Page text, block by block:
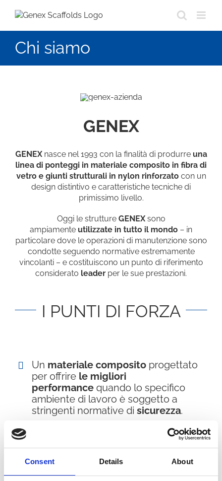
Consent Details About
Chi siamo
GENEX
GENEXnasce nel 1993 con la finalità di produrre una
linea di ponteggi in materiale composito in fibra di
vetro e giunti strutturali in nylon rinforzatocon un
design distintivo e caratteristiche tecniche di
primissimo livello.
Oggi le strutture GENEXsono
ampiamente utilizzate in tutto il mondo – in
particolare dove le operazioni di manutenzione sono
condotte seguendo normative estremamente
vincolanti – e costituiscono un punto di riferimento
considerato leader per le sue prestazioni.
I PUNTI DI FORZA
Un materiale compositoprogettato
per offrire le migliori
performancequando lo specifico
ambiente di lavoro è soggetto a
stringenti normative di sicurezza.
L’elevata resistenza meccanica
specifica (in termini di rapporto
resistenza/peso), la non corrosività, la
non conduttività, l’inerzia chimica e
l’assenza di manutenzione, fanno